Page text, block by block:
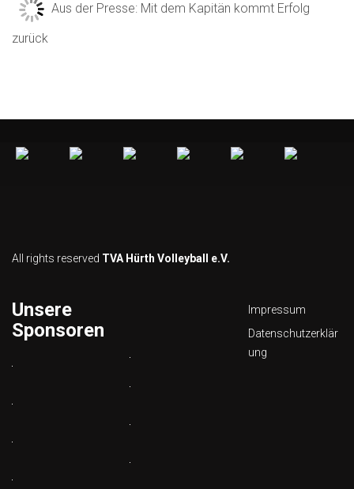
Aus der Presse: Mit dem Kapitän kommt Erfolg
zurück
All rights reserved TVA Hürth Volleyball e.V.
Unsere
Sponsoren
Impressum
Datenschutzerklär
ung